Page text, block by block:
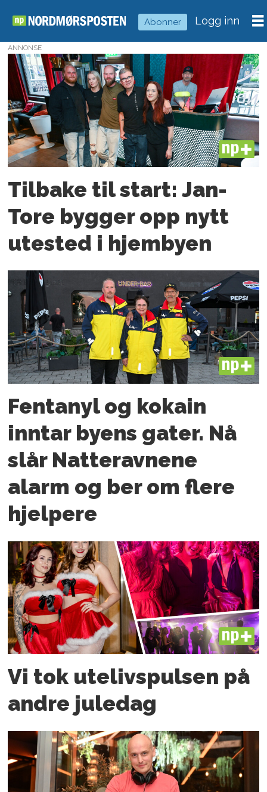
Abonner Logg inn
Tag:
uteliv
ANNONSE
PLUS
Tilbake til start: Jan-
Tore bygger opp nytt
utested i hjembyen
PLUS
Fentanyl og kokain
inntar byens gater. Nå
slår Natteravnene
alarm og ber om flere
hjelpere
PLUS
Vi tok utelivspulsen på
andre juledag